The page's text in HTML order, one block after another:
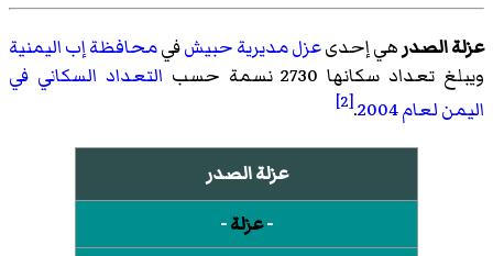
عزلة الصدرهي إحدىعزلمديرية حبيشفيمحافظة إباليمنية
ويبلغ تعداد سكانها 2730 نسمة حسب
التعداد السكاني في
اليمن لعام 2004
.
[2]
عزلة الصدر
-عزلة-